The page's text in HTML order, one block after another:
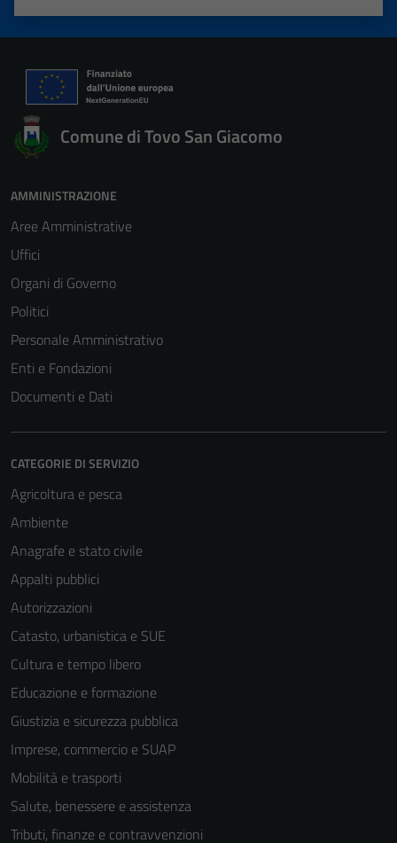
Valuta 5 stelle su 5
Valuta 4 stelle su 5
Valuta 3 stelle su 5
Valuta 2 stelle su 5
Valuta 1 stelle su 5
Comune di Tovo San Giacomo
AMMINISTRAZIONE
Aree Amministrative
Uffici
Organi di Governo
Politici
Personale Amministrativo
Enti e Fondazioni
Documenti e Dati
CATEGORIE DI SERVIZIO
Agricoltura e pesca
Ambiente
Anagrafe e stato civile
Appalti pubblici
Autorizzazioni
Catasto, urbanistica e SUE
Cultura e tempo libero
Educazione e formazione
Giustizia e sicurezza pubblica
Imprese, commercio e SUAP
Mobilità e trasporti
Salute, benessere e assistenza
Tributi, finanze e contravvenzioni